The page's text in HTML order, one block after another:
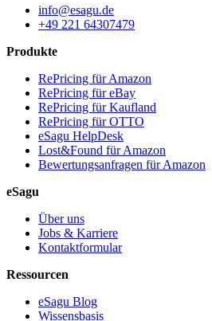
info@esagu.de
+49 221 64307479
Produkte
RePricing für Amazon
RePricing für eBay
RePricing für Kaufland
RePricing für OTTO
eSagu HelpDesk
Lost&Found für Amazon
Bewertungsanfragen für Amazon
eSagu
Über uns
Jobs & Karriere
Kontaktformular
Ressourcen
eSagu Blog
Wissensbasis